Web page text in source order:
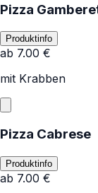
Pizza
Produktinfo
ab 7.00 €
mit Krabben
Pizza Cabrese
Produktinfo
ab 7.00 €